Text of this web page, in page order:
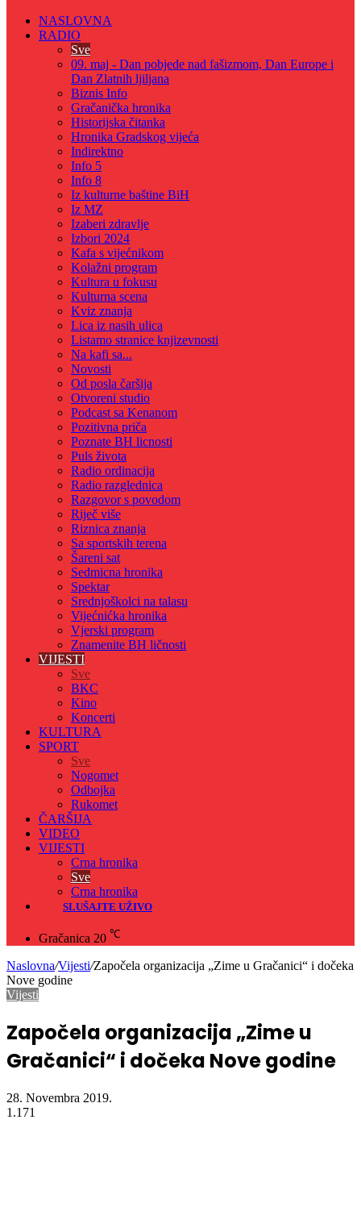
NASLOVNA
RADIO
Sve
09. maj - Dan pobjede nad fašizmom, Dan Europe i
Dan Zlatnih ljiljana
Biznis Info
Gračanička hronika
Historijska čitanka
Hronika Gradskog vijeća
Indirektno
Info 5
Info 8
Iz kulturne baštine BiH
Iz MZ
Izaberi zdravlje
Izbori 2024
Kafa s vijećnikom
Kolažni program
Kultura u fokusu
Kulturna scena
Kviz znanja
Lica iz nasih ulica
Listamo stranice knjizevnosti
Na kafi sa...
Novosti
Od posla čaršija
Otvoreni studio
Podcast sa Kenanom
Pozitivna priča
Poznate BH licnosti
Puls života
Radio ordinacija
Radio razglednica
Razgovor s povodom
Riječ više
Riznica znanja
Sa sportskih terena
Šareni sat
Sedmicna hronika
Spektar
Srednjoškolci na talasu
Vijećnićka hronika
Vjerski program
Znamenite BH ličnosti
VIJESTI
Sve
BKC
Kino
Koncerti
KULTURA
SPORT
Sve
Nogomet
Odbojka
Rukomet
ČARŠIJA
VIDEO
VIJESTI
Crna hronika
Sve
Crna hronika
SLUŠAJTE UŽIVO
Gračanica 20 ℃
Naslovna/Vijesti/Započela organizacija „Zime u Gračanici“ i dočeka
Nove godine
Vijesti
Započela organizacija „Zime u
Gračanici“ i dočeka Nove godine
28. Novembra 2019.
1.171